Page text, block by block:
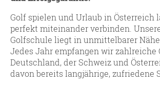
Golf spielen und Urlaub in Österreich
perfekt miteinander verbinden.
Golfschule liegt in unmittelbarer
Jedes Jahr empfangen wir zahlreiche
Deutschland, der Schweiz und
davon bereits langjährige, zufriedene